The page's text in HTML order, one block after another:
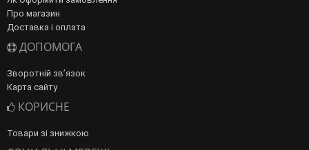
Про магазин
Доставка і оплата
ДОПОМОГА
Зворотній зв’язок
Карта сайту
КОРИСНЕ
Товари зі знижкою